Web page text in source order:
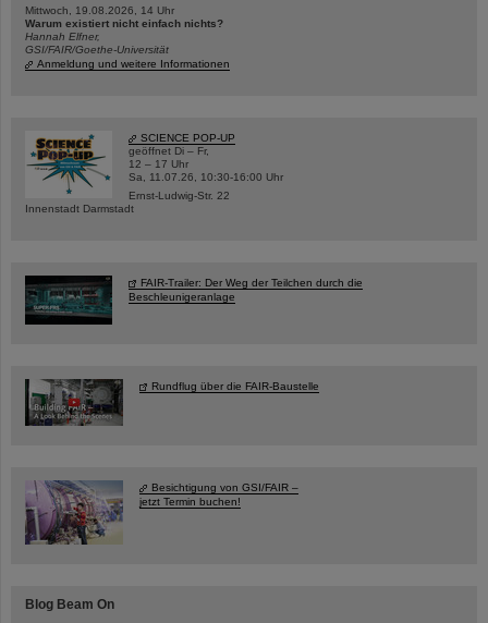
Mittwoch, 19.08.2026, 14 Uhr
Warum existiert nicht einfach nichts?
Hannah Elfner,
GSI/FAIR/Goethe-Universität
Anmeldung und weitere Informationen
SCIENCE POP-UP
geöffnet Di – Fr,
12 – 17 Uhr
Sa, 11.07.26, 10:30-16:00 Uhr
Ernst-Ludwig-Str. 22
Innenstadt Darmstadt
FAIR-Trailer: Der Weg der Teilchen durch die
Beschleunigeranlage
Rundflug über die FAIR-Baustelle
Besichtigung von GSI/FAIR –
jetzt Termin buchen!
Blog Beam On